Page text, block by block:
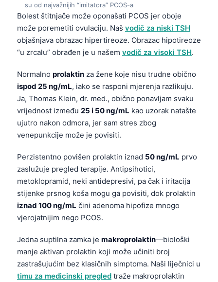
su od najvažnijih “imitatora” PCOS-a
Bolest štitnjače može oponašati PCOS jer oboje
može poremetiti ovulaciju. Naš vodič za niski TSH
objašnjava obrazac hipertireoze. Obrazac hipotireoze
“u zrcalu” obrađen je u našem vodič za visoki TSH.
Normalno prolaktin za žene koje nisu trudne obično
ispod 25 ng/mL, iako se rasponi mjerenja razlikuju.
Ja, Thomas Klein, dr. med., obično ponavljam svaku
vrijednost između 25 i 50 ng/mL kao uzorak natašte
ujutro nakon odmora, jer sam stres zbog
venepunkcije može je povisiti.
Perzistentno povišen prolaktin iznad 50 ng/mL prvo
zaslužuje pregled terapije. Antipsihotici,
metoklopramid, neki antidepresivi, pa čak i iritacija
stijenke prsnog koša mogu ga povisiti, dok prolaktin
iznad 100 ng/mL čini adenoma hipofize mnogo
vjerojatnijim nego PCOS.
Jedna suptilna zamka je makroprolaktin—biološki
manje aktivan prolaktin koji može učiniti broj
zastrašujućim bez klasičnih simptoma. Naši liječnici u
timu za medicinski pregled traže makroprolaktin
Esperanto
Frysk
Ślōnskŏ gŏdka